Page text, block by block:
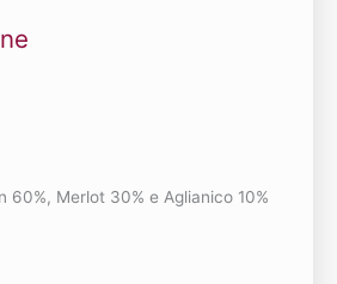
60%, Merlot 30% e Aglianico 10%